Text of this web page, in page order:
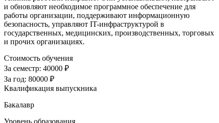
и обновляют необходимое программное обеспечение для
работы организации, поддерживают информационную
безопасность, управляют IT-инфраструктурой в
государственных, медицинских, производственных, торговых
и прочих организациях.
Стоимость обучения
За семестр: 40000 ₽
За год: 80000 ₽
Квалификация выпускника
Бакалавр